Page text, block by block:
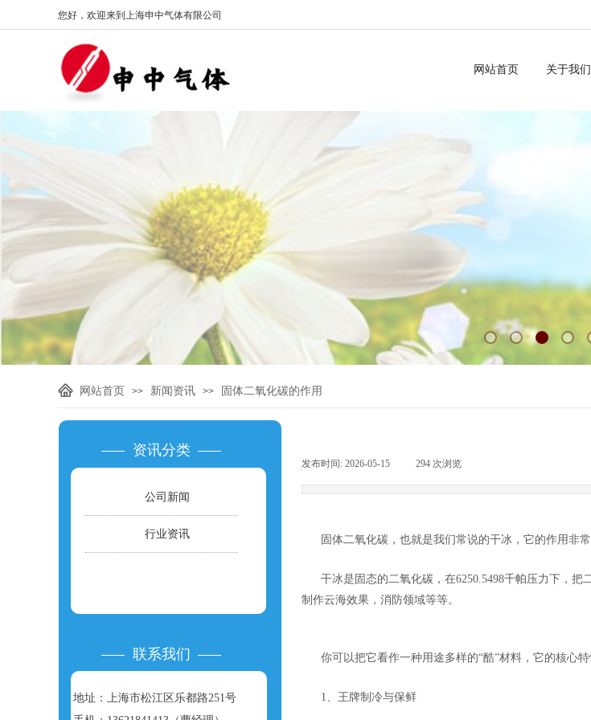
您好，欢迎来到上海申中气体有限公司
网站首页 关于我们
网站首页 >> 新闻资讯 >> 固体二氧化碳的作用
资讯分类
联系我们
地址：上海市松江区乐都路251号
公司新闻
行业资讯
发布时间: 2026-05-15 294 次浏览
固体二氧化碳，也就是我们常说的干冰，它的作用非常
干冰是固态的二氧化碳，在6250.5498千帕压力下，把
制作云海效果，消防领域等等。
你可以把它看作一种用途多样的“酷”材料，它的核心特
1、王牌制冷与保鲜